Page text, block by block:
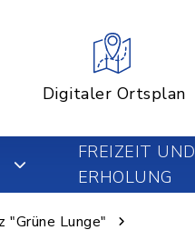
Digitaler Ortsplan
FREIZEIT UND
ERHOLUNG
Lunge"